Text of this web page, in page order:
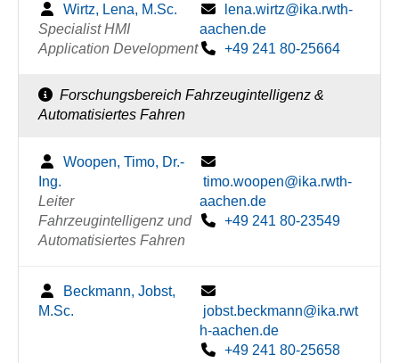
Wirtz, Lena, M.Sc.
Specialist HMI
Application Development
lena.wirtz@ika.rwth-
aachen.de
+49 241 80-25664
Forschungsbereich Fahrzeugintelligenz &
Automatisiertes Fahren
Woopen, Timo, Dr.-
Ing.
Leiter
Fahrzeugintelligenz und
Automatisiertes Fahren
timo.woopen@ika.rwth-
aachen.de
+49 241 80-23549
Beckmann, Jobst,
M.Sc.
jobst.beckmann@ika.rwt
h-aachen.de
+49 241 80-25658